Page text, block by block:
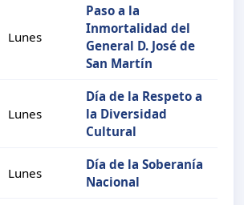
Lunes
Paso a la
Inmortalidad del
General D. José de
San Martín
Lunes
Día de la Respeto a
la Diversidad
Cultural
Lunes
Día de la Soberanía
Nacional